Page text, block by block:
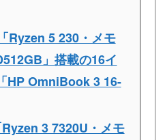
Ryzen 5 230・メモ
」搭載の16イ
HP OmniBook 3 16-
3 7320U・メモ